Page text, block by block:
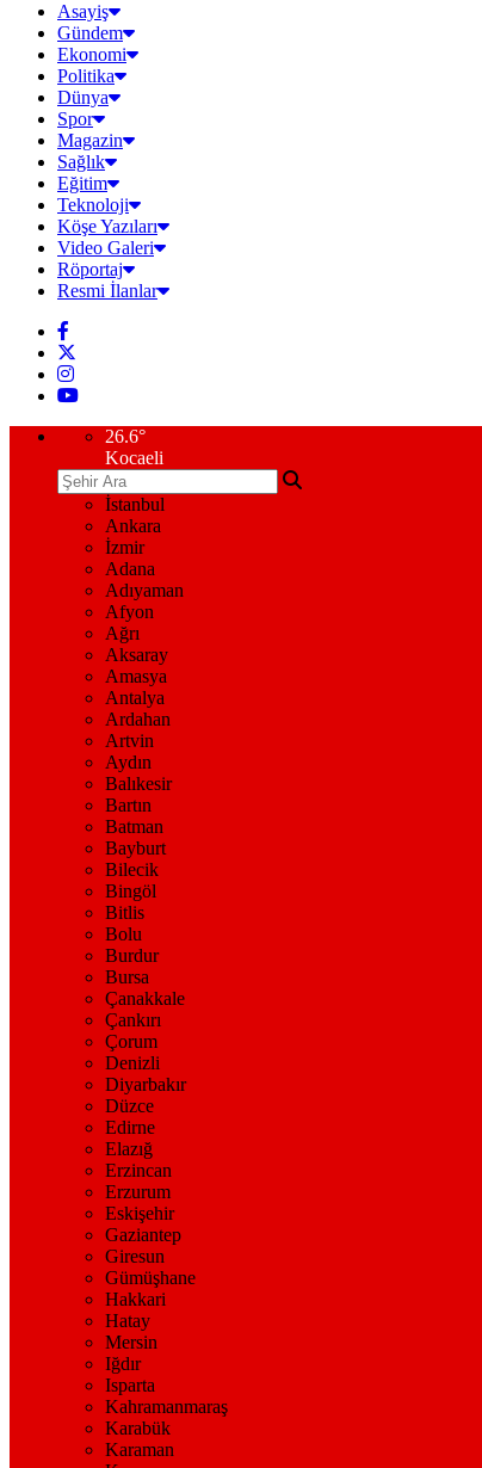
Asayiş
Gündem
Ekonomi
Politika
Dünya
Spor
Magazin
Sağlık
Eğitim
Teknoloji
Köşe Yazıları
Video Galeri
Röportaj
Resmi İlanlar
26.6°
Kocaeli
İstanbul
Ankara
İzmir
Adana
Adıyaman
Afyon
Ağrı
Aksaray
Amasya
Antalya
Ardahan
Artvin
Aydın
Balıkesir
Bartın
Batman
Bayburt
Bilecik
Bingöl
Bitlis
Bolu
Burdur
Bursa
Çanakkale
Çankırı
Çorum
Denizli
Diyarbakır
Düzce
Edirne
Elazığ
Erzincan
Erzurum
Eskişehir
Gaziantep
Giresun
Gümüşhane
Hakkari
Hatay
Mersin
Iğdır
Isparta
Kahramanmaraş
Karabük
Karaman